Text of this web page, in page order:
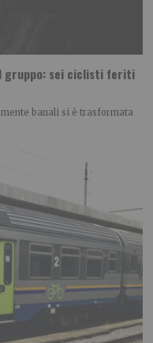
gruppo: sei ciclisti feriti
banali si è trasformata